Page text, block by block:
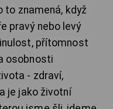
to znamená, když
pravý nebo levý
přítomnost
osobnosti
- zdraví,
je jako životní